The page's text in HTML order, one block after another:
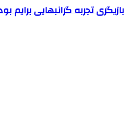
بازیگری تجربه گرانبهایی برایم